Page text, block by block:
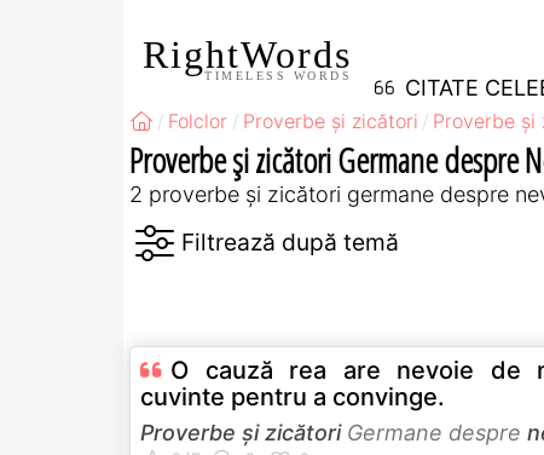
RightWords
TIMELESS WORDS CITATE
Folclor Proverbe și zicători Proverbe
Proverbe și zicători Germane despre
2 proverbe și zicători germane despre
O cauză rea are nevoie de
cuvinte pentru a convinge.
Proverbe și zicătoriGermane despre